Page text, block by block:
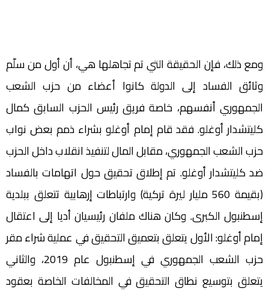
ومع ذلك، فإن الحقيقة التي تم تجاهلها هي، أن أول من سلّم
وثائق الفساد إلى الدولة كانوا أعضاء من حزب الشعب
الجمهوري أنفسهم، خاصة فريق رئيس الحزب السابق كمال
كليتشدار أوغلو. فقد قام إمام أوغلو بشراء ذمم بعض نواب
حزب الشعب الجمهوري، مقابل المال لتنفيذ انقلاب داخل الحزب
ضد كليتشدار أوغلو. تم إطلاق تحقيق حول اتهامات بالفساد
(بقيمة 560 مليار ليرة تركية) وارتباطات إرهابية تتعلق ببلدية
إسطنبول الكبرى. وكان هناك ملفان رئيسيان أديا إلى اعتقال
إمام أوغلو: الأول يتعلق بتعميق التحقيق في عملية شراء مقر
حزب الشعب الجمهوري في إسطنبول عام 2019، والثاني
يتعلق بتوسيع نطاق التحقيق في المخالفات الخاصة بعقود